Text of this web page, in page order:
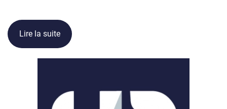
Lire la suite